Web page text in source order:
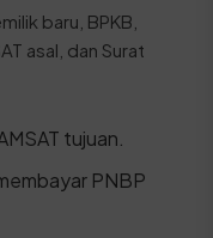
baru, BPKB,
asal, dan Surat
tujuan.
PNBP